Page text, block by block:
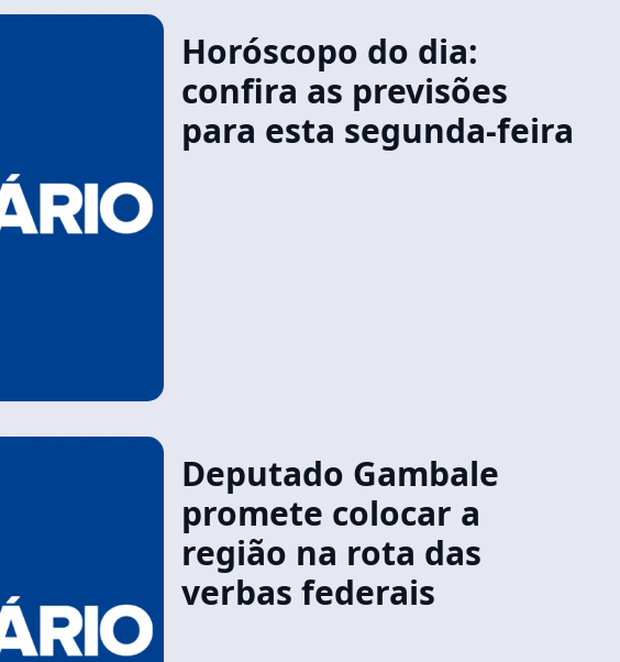
Horóscopo do dia:
confira as previsões
para esta segunda-feira
Deputado Gambale
promete colocar a
região na rota das
verbas federais